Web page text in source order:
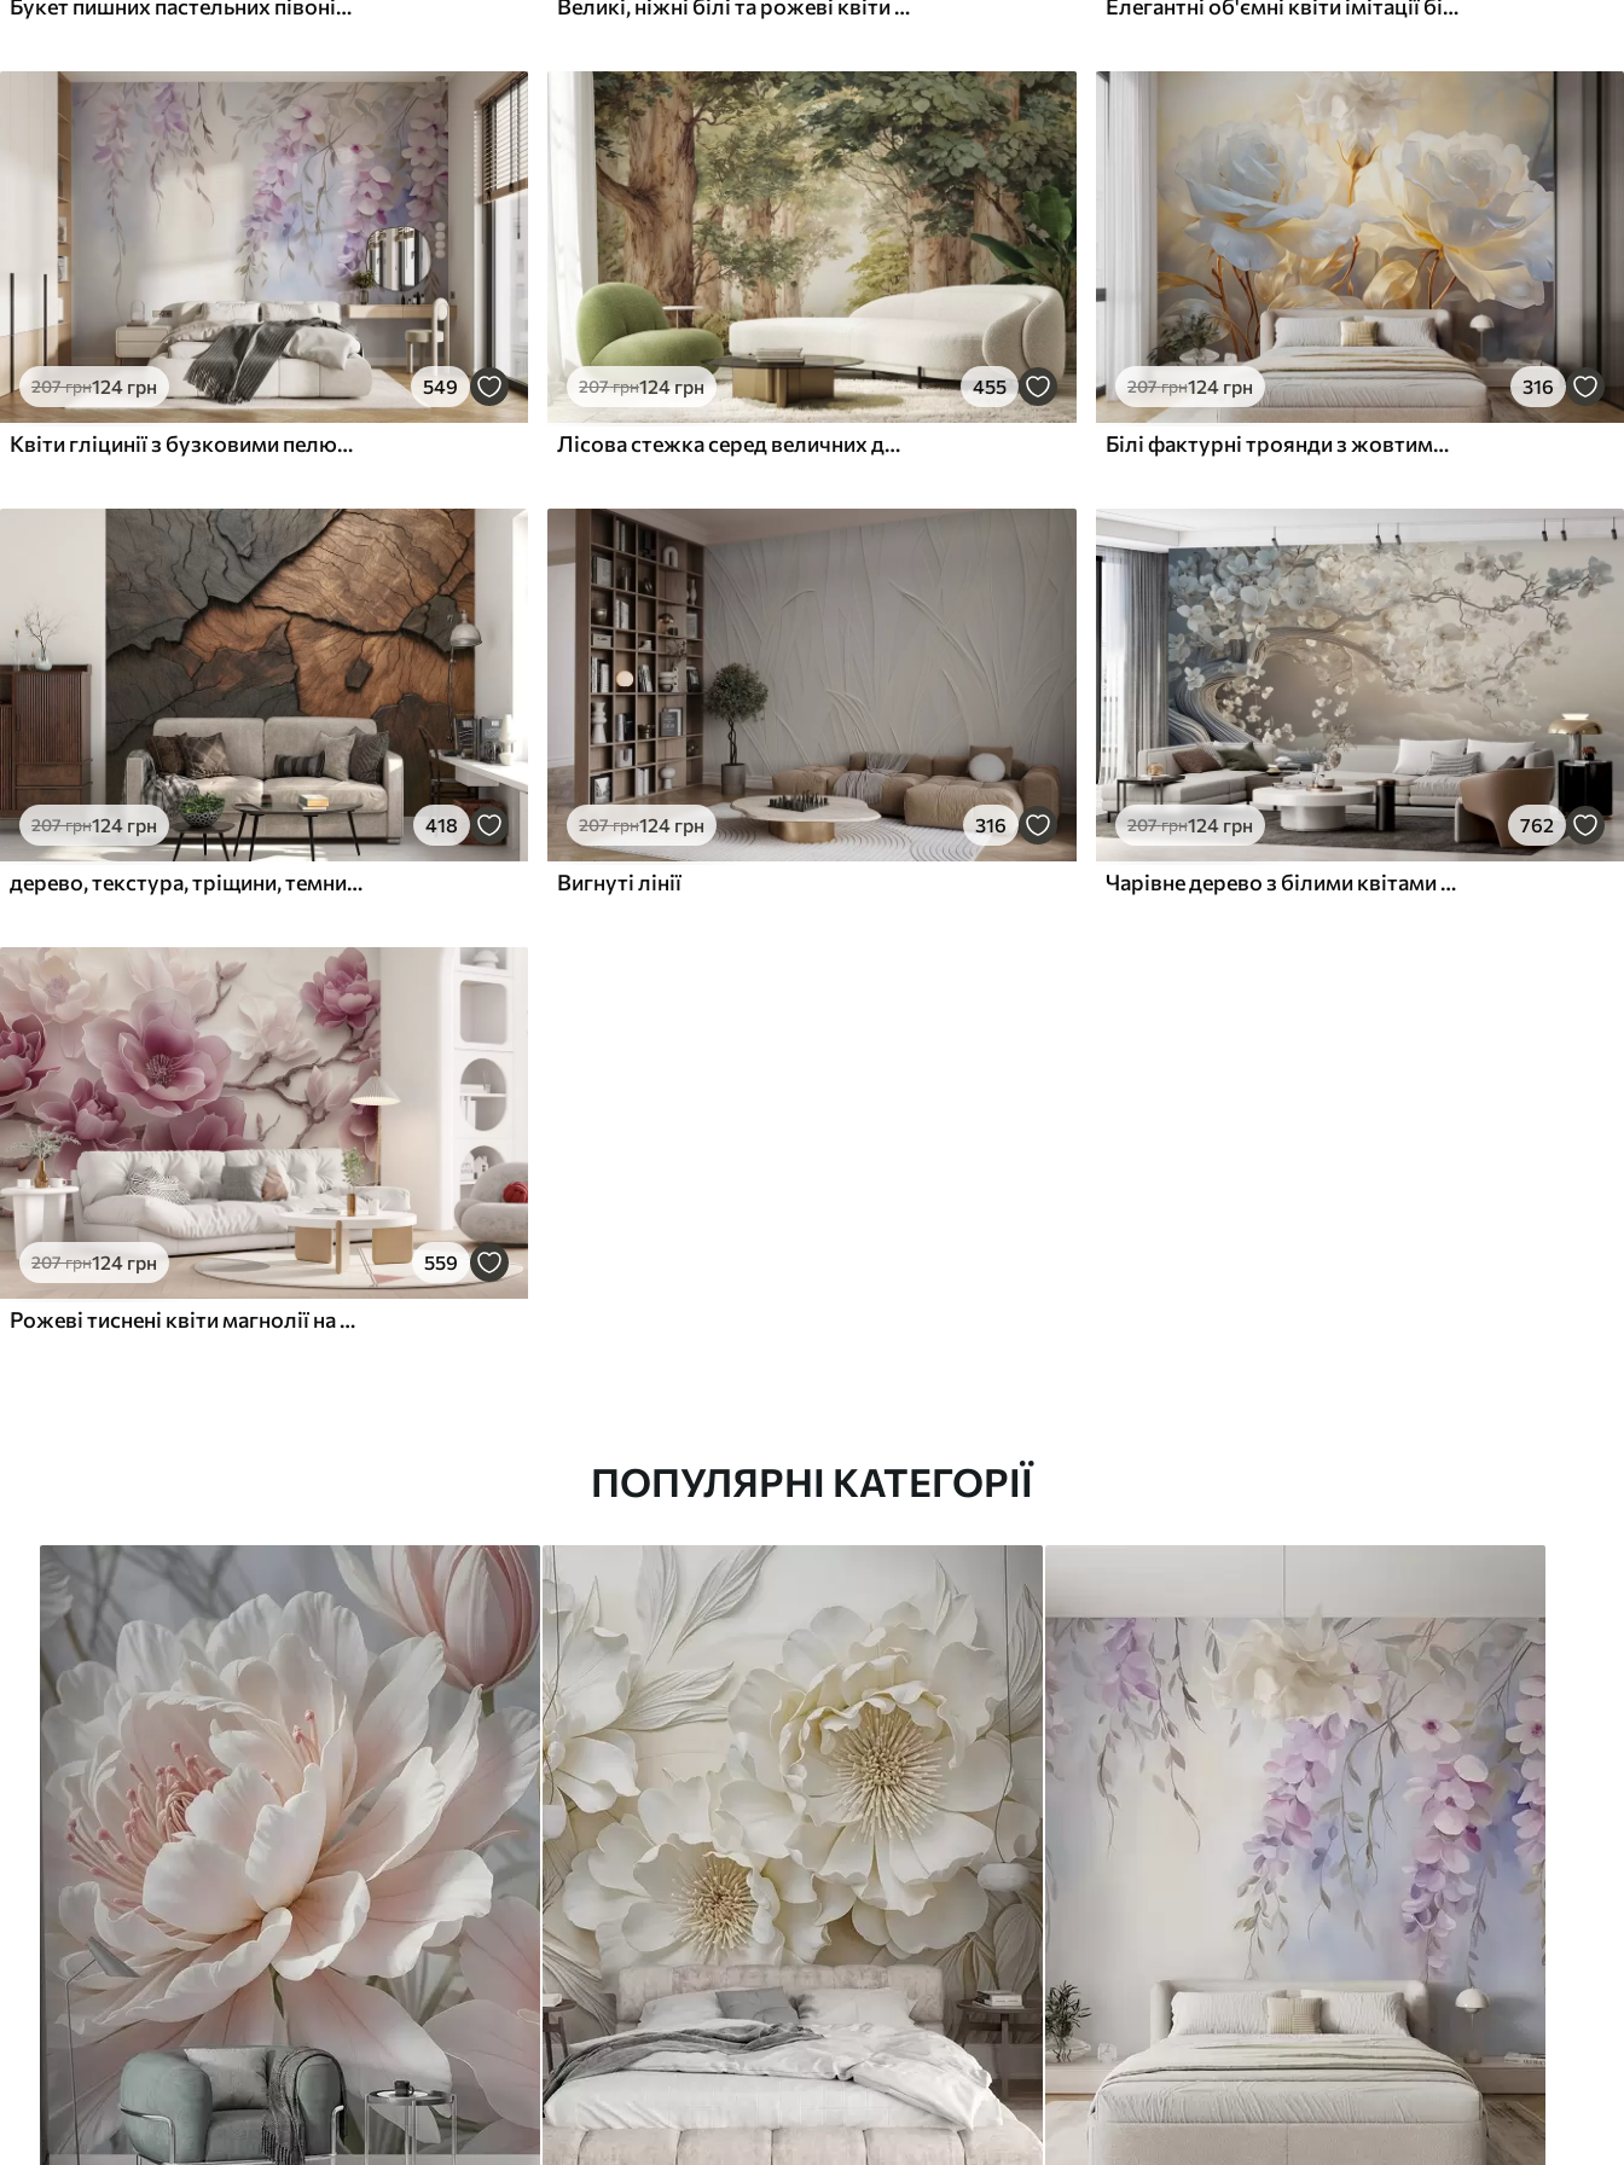
Букет пишних пастельних півоній та інших квітів на м'якому розмитому тлі Великі, ніжні білі та рожеві квіти півонії з м'якими, пухнастими пелюстками на розмитому сірому тлі Елегантні об'ємні квіти імітації білої півонії з м'якими пелюстками та пастельно-жовтими серединками на світлому фоні
207грн124 грн 549
Квіти гліцинії з бузковими пелюстками та зеленим листям, що звисає з гілок, м'які пастельні кольори, пастельний фон
207грн124грн 455
Лісова стежка серед величних дерев у стилі акварелі
207грн124 грн 316
Білі фактурні троянди з жовтими стеблами і листям, м'яке освітлення, світлий фон з розмитими квітковими формами
207грн124 грн 418
дерево, текстура, тріщини, темний, кора, поверхня
207грн124 грн 316
Вигнуті лінії
207грн124 грн 762
Чарівне дерево з білими квітами на тлі хмар в цікавому стилі в ніжних теплих тонах
207грн124 грн 559
Рожеві тиснені квіти магнолії на витонченій гілці
ПОПУЛЯРНІ КАТЕГОРІЇ